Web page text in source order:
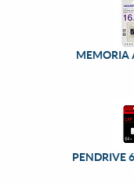
MEMORIA
PENDRIVE